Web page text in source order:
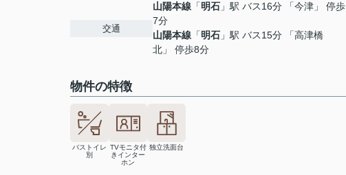
交通
山陽本線 「明石 」駅 バス16分 「今津」 停歩
7分
山陽本線 「明石 」駅 バス15分 「高津橋
北」 停歩8分
物件の特徴
バストイレ
別
TVモニタ付
きインター
ホン
独立洗面台